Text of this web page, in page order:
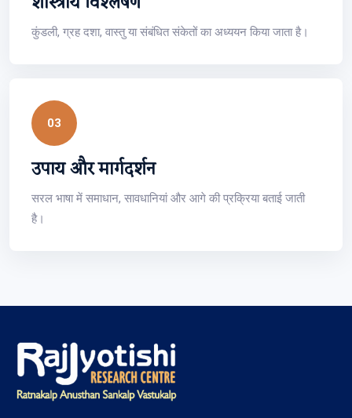
कुंडली, ग्रह दशा, वास्तु या संबंधित संकेतों का अध्ययन किया जाता है।
03
उपाय और मार्गदर्शन
सरल भाषा में समाधान, सावधानियां और आगे की प्रक्रिया बताई जाती
है।